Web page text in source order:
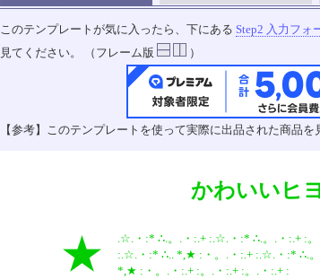
このテンプレートが気に入ったら、下にある Step2 入力フォ
見てください。 （フレーム版
）
【参考】このテンプレートを使って実際に出品された商品
かわいいヒ
★
.☆.・:* ∴.。.・:.+ :.☆.・:* ∴.。.・:.+ :
:.☆.・:* ∴.. *,★ :・。.・:.+ :.☆.・:* ∴.
*,★ :・。.・:.+ :。.・:.+ :。.・:.+ :